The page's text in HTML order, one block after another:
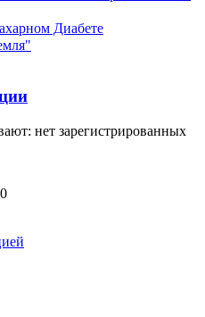
Диабете
нет зарегистрированных